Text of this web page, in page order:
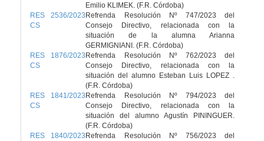
Emilio KLIMEK. (F.R. Córdoba)
RES 2536/2023
CS
Refrenda Resolución Nº 747/2023 del
Consejo Directivo, relacionada con la
situación de la alumna Arianna
GERMIGNIANI. (F.R. Córdoba)
RES 1876/2023
CS
Refrenda Resolución Nº 762/2023 del
Consejo Directivo, relacionada con la
situación del alumno Esteban Luis LOPEZ .
(F.R. Córdoba)
RES 1841/2023
CS
Refrenda Resolución Nº 794/2023 del
Consejo Directivo, relacionada con la
situación del alumno Agustín PININGUER.
(F.R. Córdoba)
RES 1840/2023 Refrenda Resolución Nº 756/2023 del